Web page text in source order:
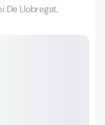
De Llobregat,